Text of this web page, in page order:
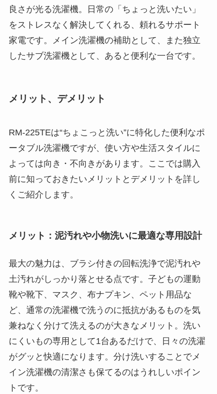
良さが光る洗濯機。日常の「ちょっと洗いたい」
をストレスなく解決してくれる、頼れるサポート
家電です。メイン洗濯機の補助として、また独立
したサブ洗濯機として、あると便利な一台です。
メリット、デメリット
RM-225TEは“ちょこっと洗い”に特化した便利なポ
ータブル洗濯機ですが、使い方や生活スタイルに
よっては向き・不向きがあります。ここでは購入
前に知っておきたいメリットとデメリットを詳し
くご紹介します。
メリット：泥汚れや小物洗いに最適な専用設計
最大の魅力は、ブラシ付きの回転洗浄で泥汚れや
土汚れがしっかり落とせる点です。子どもの運動
靴や靴下、マスク、布ナプキン、ペット用品な
ど、通常の洗濯機で洗うのに抵抗があるものを気
兼ねなく分けて洗えるのが大きなメリット。洗い
にくいもの専用として1台あるだけで、日々の洗濯
がグッと快適になります。分け洗いすることでメ
イン洗濯機の清潔さも保てるのはうれしいポイン
トです。